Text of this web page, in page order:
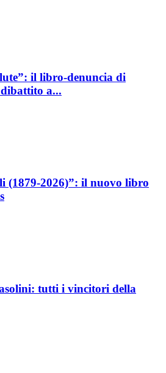
il libro-denuncia di
a...
(1879-2026)”: il nuovo libro
tutti i vincitori della